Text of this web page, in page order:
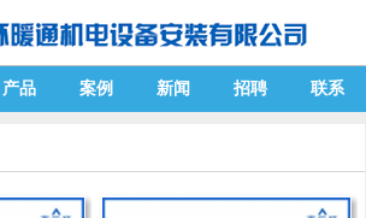
产品 案例 新闻 招聘 联系